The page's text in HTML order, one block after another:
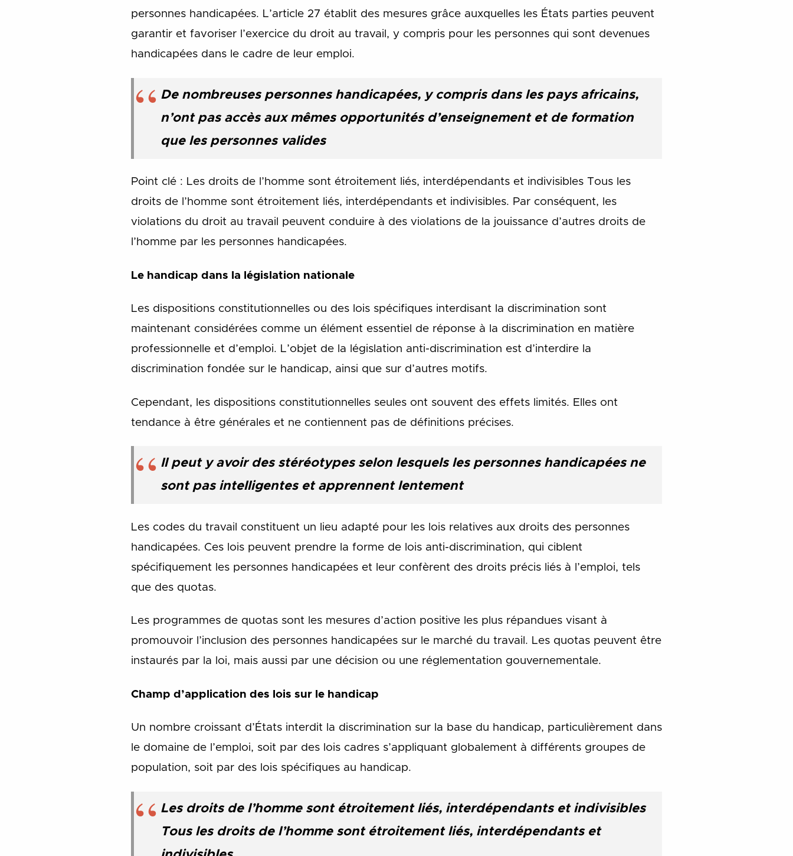
personnes handicapées. L’article 27 établit des mesures grâce auxquelles les États parties peuvent
garantir et favoriser l’exercice du droit au travail, y compris pour les personnes qui sont devenues
handicapées dans le cadre de leur emploi.
De nombreuses personnes handicapées, y compris dans les pays africains,
n’ont pas accès aux mêmes opportunités d’enseignement et de formation
que les personnes valides
Point clé : Les droits de l’homme sont étroitement liés, interdépendants et indivisibles Tous les
droits de l’homme sont étroitement liés, interdépendants et indivisibles. Par conséquent, les
violations du droit au travail peuvent conduire à des violations de la jouissance d’autres droits de
l’homme par les personnes handicapées.
Le handicap dans la législation nationale
Les dispositions constitutionnelles ou des lois spécifiques interdisant la discrimination sont
maintenant considérées comme un élément essentiel de réponse à la discrimination en matière
professionnelle et d’emploi. L’objet de la législation anti-discrimination est d’interdire la
discrimination fondée sur le handicap, ainsi que sur d’autres motifs.
Cependant, les dispositions constitutionnelles seules ont souvent des effets limités. Elles ont
tendance à être générales et ne contiennent pas de définitions précises.
Il peut y avoir des stéréotypes selon lesquels les personnes handicapées ne
sont pas intelligentes et apprennent lentement
Les codes du travail constituent un lieu adapté pour les lois relatives aux droits des personnes
handicapées. Ces lois peuvent prendre la forme de lois anti-discrimination, qui ciblent
spécifiquement les personnes handicapées et leur confèrent des droits précis liés à l’emploi, tels
que des quotas.
Les programmes de quotas sont les mesures d’action positive les plus répandues visant à
promouvoir l’inclusion des personnes handicapées sur le marché du travail. Les quotas peuvent être
instaurés par la loi, mais aussi par une décision ou une réglementation gouvernementale.
Champ d’application des lois sur le handicap
Un nombre croissant d’États interdit la discrimination sur la base du handicap, particulièrement dans
le domaine de l’emploi, soit par des lois cadres s’appliquant globalement à différents groupes de
population, soit par des lois spécifiques au handicap.
Les droits de l’homme sont étroitement liés, interdépendants et indivisibles
Tous les droits de l’homme sont étroitement liés, interdépendants et